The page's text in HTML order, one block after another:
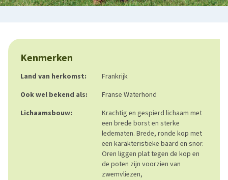
Kenmerken
Land van herkomst:
Frankrijk
Ook wel bekend als:
Franse Waterhond
Lichaamsbouw:
Krachtig en gespierd lichaam met
een brede borst en sterke
ledematen. Brede, ronde kop met
een karakteristieke baard en snor.
Oren liggen plat tegen de kop en
de poten zijn voorzien van
zwemvliezen,